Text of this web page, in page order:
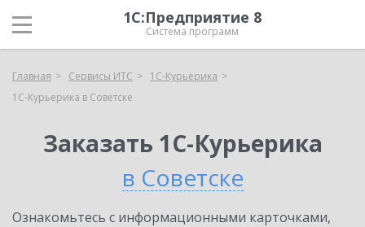
1С:Предприятие 8
Система программ
Главная Сервисы ИТС
1С-Курьерика
1С-Курьерика в Советске
Заказать 1С-Курьерика
в Советске
Ознакомьтесь с информационными карточками,